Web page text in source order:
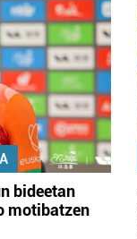
bideetan
motibatzen